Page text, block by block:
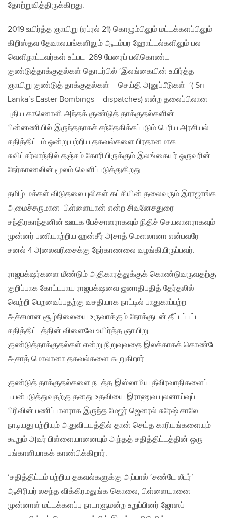
தோற்றுவித்திருக்கிறது.
2019 உயிர்த்த ஞாயிறு (ஏப்ரல் 21) கொழும்பிலும் மட்டக்களப்பிலும்
கிறிஸ்தவ தேவாலயங்களிலும் ஆடம்பர ஹோட்டல்களிலும் பல
வெளிநாட்டவர்கள் உட்பட 269 பேரைப் பலிகொண்ட
குண்டுத்தாக்குதல்கள் தொடர்பில் ‘இலங்கையின் உயிர்த்த
ஞாயிறு குண்டுத் தாக்குதல்கள் – செய்தி அனுப்பீடுகள் ‘( Sri
Lanka’s Easter Bombings – dispatches) என்ற தலைப்பிலான
புதிய காணொளி அந்தக் குண்டுத் தாக்குதல்களின்
பின்னணியில் இருந்ததாகச் சந்தேகிக்கப்படும் பெரிய அரசியல்
சதித்திட்டம் ஒன்று பற்றிய தகவல்களை பிரதானமாக
சுவிட்சர்லாந்தில் தஞ்சம் கோரியிருக்கும் இலங்கையர் ஒருவரின்
நேர்காணலின் மூலம் வெளிப்படுத்துகிறது.
தமிழ் மக்கள் விடுதலை புலிகள் கட்சியின் தலைவரும் இராஜாங்க
அமைச்சருமான பிள்ளையான் என்ற சிவனேசதுரை
சந்திரகாந்தனின் ஊடக பேச்சாளராகவும் நிதிச் செயலாளராகவும்
முன்னர் பணியாற்றிய ஹன்சீர் அசாத் மௌலானா என்பவரே
சனல் 4 அலைவரிசைக்கு நேர்காணலை வழங்கியிருப்பவர்.
ராஜபக்‌ஷர்களை மீண்டும் அதிகாரத்துக்குக் கொண்டுவருவதற்கு
குறிப்பாக கோட்டபாய ராஜபக்‌ஷவை ஜனாதிபதித் தேர்தலில்
வெற்றி பெறவைப்பதற்கு வசதியாக நாட்டில் பாதுகாப்பற்ற
அச்சமான சூழ்நிலையை உருவாக்கும் நோக்குடன் தீட்டப்பட்ட
சதித்திட்டத்தின் விளைவே உயிர்த்த ஞாயிறு
குண்டுத்தாக்குதல்கள் என்று நிறுவுவதை இலக்காகக் கொண்டே
அசாத் மொலானா தகவல்களை கூறுகிறார்.
குண்டுத் தாக்குதல்களை நடத்த இஸ்லாமிய தீவிரவாதிகளைப்
பயன்படுத்துவதற்கு தனது உதவியை இராணுவ புலனாய்வுப்
பிரிவின் பணிப்பாளராக இருந்த மேஜர் ஜெனரல் சுரேஷ் சாலே
நாடியது பற்றியும் அதுவிடயத்தில் தான் செய்த காரியங்களையும்
கூறும் அவர் பிள்ளையானையும் அந்தத் சதித்திட்டத்தின் ஒரு
பங்காளியாகக் காண்பிக்கிறார்.
‘சதித்திட்டம் பற்றிய தகவல்களுக்கு அப்பால் ‘சண்டே லீடர்’
ஆசிரியர் லசந்த விக்கிரமதுங்க கொலை, பிள்ளையானை
முன்னாள் மட்டக்களப்பு நாடாளுமன்ற உறுப்பினர் ஜோஸப்